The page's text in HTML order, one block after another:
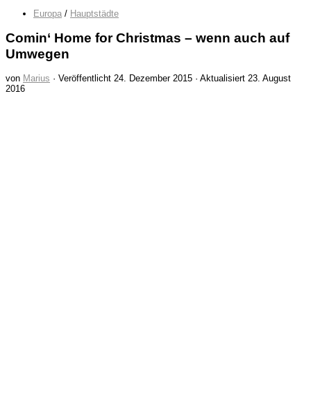
Europa / Hauptstädte
Comin‘ Home for Christmas – wenn auch auf
Umwegen
von Marius · Veröffentlicht 24. Dezember 2015 · Aktualisiert 23. August
2016